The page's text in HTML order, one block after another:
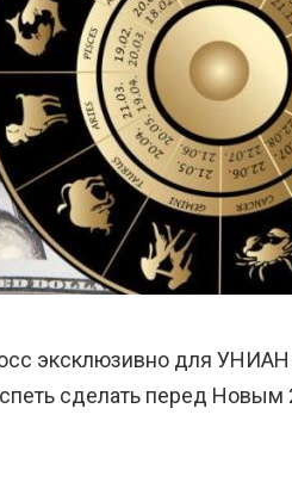
эксклюзивно для УНИАН
сделать перед Новым